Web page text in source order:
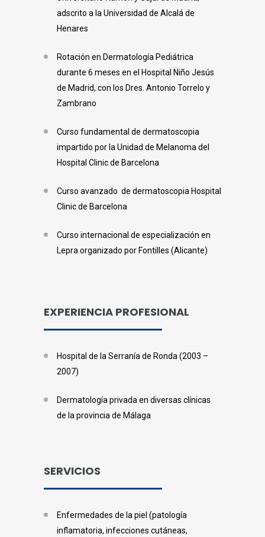
adscrito a la Universidad de Alcalá de
Henares
Rotación en Dermatología Pediátrica
durante 6 meses en el Hospital Niño Jesús
de Madrid, con los Dres. Antonio Torrelo y
Zambrano
Curso fundamental de dermatoscopia
impartido por la Unidad de Melanoma del
Hospital Clinic de Barcelona
Curso avanzado de dermatoscopia Hospital
Clinic de Barcelona
Curso internacional de especialización en
Lepra organizado por Fontilles (Alicante)
EXPERIENCIA PROFESIONAL
Hospital de la Serranía de Ronda (2003 –
2007)
Dermatología privada en diversas clínicas
de la provincia de Málaga
SERVICIOS
Enfermedades de la piel (patología
inflamatoria, infecciones cutáneas,